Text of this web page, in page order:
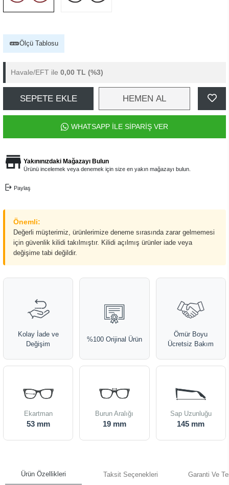
Ölçü Tablosu
Havale/EFT ile 0,00 TL (%3)
SEPETE EKLE HEMEN AL
WHATSAPP İLE SİPARİŞ VER
Yakınınızdaki Mağazayı Bulun
Ürünü incelemek veya denemek için size en yakın mağazayı bulun.
Paylaş
Önemli:
Değerli müşterimiz, ürünlerimize deneme sırasında zarar gelmemesi
için güvenlik kilidi takılmıştır. Kilidi açılmış ürünler iade veya
değişime tabi değildir.
Kolay İade ve
Değişim
%100 Orijinal Ürün
Ömür Boyu
Ücretsiz Bakım
Ekartman
53 mm
Burun Aralığı
19 mm
Sap Uzunluğu
145 mm
Ürün Özellikleri Taksit Seçenekleri Garanti Ve